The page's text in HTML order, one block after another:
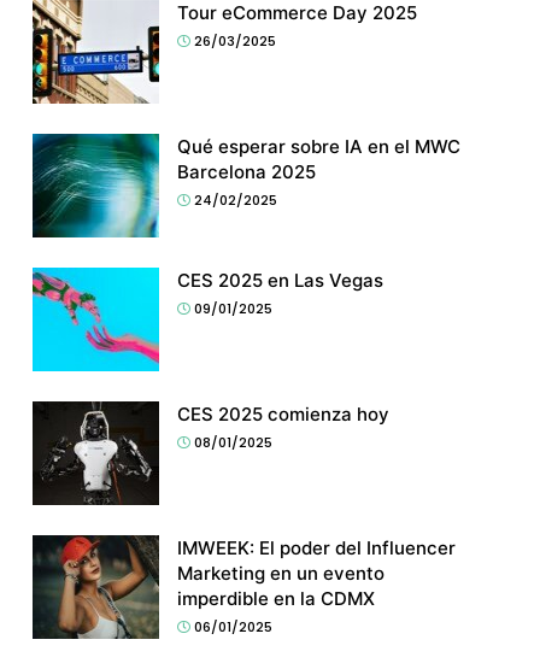
Tour eCommerce Day 2025
26/03/2025
Qué esperar sobre IA en el MWC
Barcelona 2025
24/02/2025
CES 2025 en Las Vegas
09/01/2025
CES 2025 comienza hoy
08/01/2025
IMWEEK: El poder del Influencer
Marketing en un evento
imperdible en la CDMX
06/01/2025